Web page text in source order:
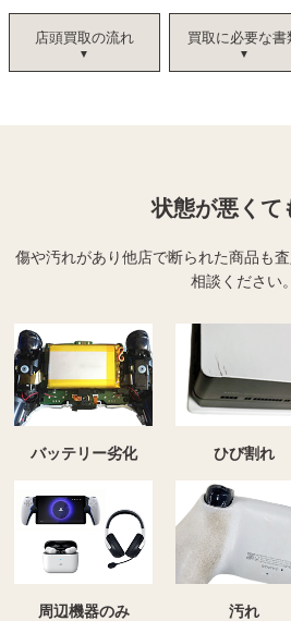
店頭買取の流れ 買取に必要な書
状態が悪くて
傷や汚れがあり他店で断られた商品も査
相談ください。
バッテリー劣化 ひび割れ
周辺機器のみ 汚れ